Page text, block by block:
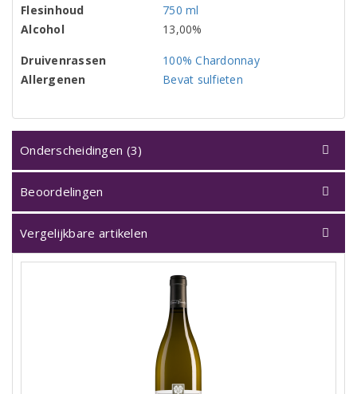
Flesinhoud
750 ml
Alcohol
13,00%
Druivenrassen
100% Chardonnay
Allergenen
Bevat sulfieten
Onderscheidingen (3)
Beoordelingen
Vergelijkbare artikelen